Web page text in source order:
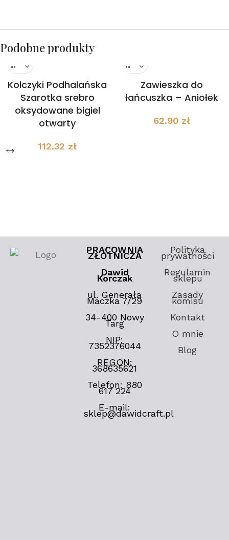
Podobne produkty
Kolczyki Podhalańska
Szarotka srebro
oksydowane bigiel
otwarty
112.32 zł
Zawieszka do
łańcuszka – Aniołek
62.90 zł
PRACOWNIA
ZŁOTNICZA
Dawid
Korczak
ul. Generała
Maczka 7/29
34-400 Nowy
Targ
NIP:
7352376044
REGON:
368635621
Telefon: 880
617 224
E-mail:
sklep@dawidcraft.pl
Polityka
prywatności
Regulamin
sklepu
Zasady
komisu
Kontakt
O mnie
Blog